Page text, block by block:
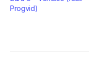
Progvid)